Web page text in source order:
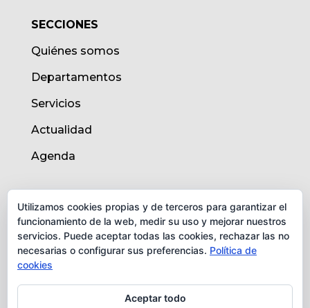
SECCIONES
Quiénes somos
Departamentos
Servicios
Actualidad
Agenda
Aviso legal
Política de cookies
Utilizamos cookies propias y de terceros para garantizar el
funcionamiento de la web, medir su uso y mejorar nuestros
servicios. Puede aceptar todas las cookies, rechazar las no
necesarias o configurar sus preferencias. Política de
cookies
Aceptar todo